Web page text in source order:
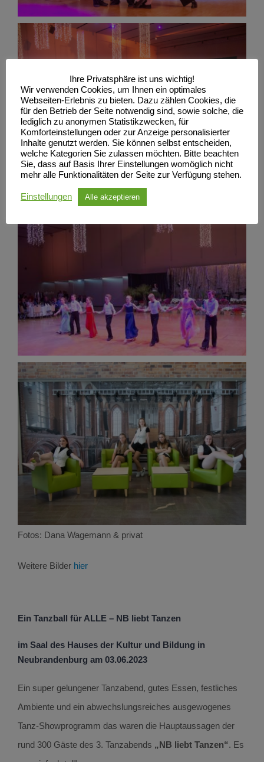
Fotos: Dana Wagemann & privat
Weitere Bilder hier
Ein Tanzball für ALLE – NB liebt Tanzen
im Saal des Hauses der Kultur und Bildung in
Neubrandenburg am 03.06.2023
Ein super gelungener Tanzabend, gutes Essen, festliches
Ambiente und ein abwechslungsreiches ausgewogenes
Tanz-Showprogramm das waren die Hauptaussagen der
rund 300 Gäste des 3. Tanzabends „NB liebt Tanzen“. Es
Ihre Privatsphäre ist uns wichtig!
Wir verwenden Cookies, um Ihnen ein optimales
Webseiten-Erlebnis zu bieten. Dazu zählen Cookies, die
für den Betrieb der Seite notwendig sind, sowie solche, die
lediglich zu anonymen Statistikzwecken, für
Komforteinstellungen oder zur Anzeige personalisierter
Inhalte genutzt werden. Sie können selbst entscheiden,
welche Kategorien Sie zulassen möchten. Bitte beachten
Sie, dass auf Basis Ihrer Einstellungen womöglich nicht
mehr alle Funktionalitäten der Seite zur Verfügung stehen.
Einstellungen Alle akzeptieren